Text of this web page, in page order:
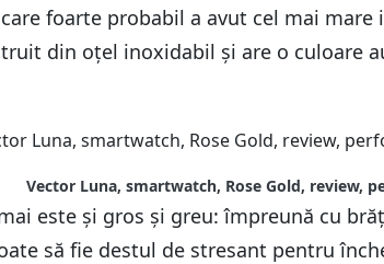
foarte probabil a avut cel mai
din oțel inoxidabil și are o culoare
Vector Luna, smartwatch, Rose Gold, review,
este și gros și greu: împreună cu
să fie destul de stresant pentru